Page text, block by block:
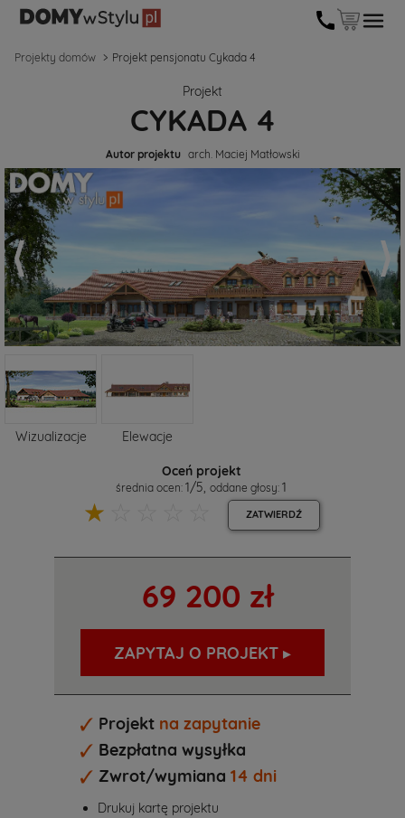
Projekty domów Projekt pensjonatu Cykada 4
Projekt
CYKADA 4
Autor projektu arch. Maciej Matłowski
Wizualizacje Elewacje
Oceń projekt
średnia ocen: 1/5, oddane głosy: 1
☆ ZATWIERDŹ
69 200 zł
Projekt na zapytanie
Bezpłatna wysyłka
Zwrot/wymiana 14 dni
Drukuj kartę projektu